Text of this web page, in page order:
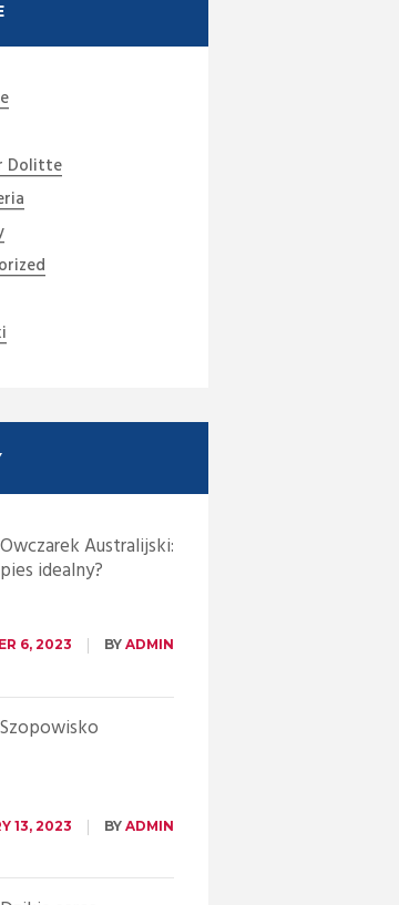
Dolitte
Owczarek Australijski:
pies idealny?
6, 2023 BY ADMIN
Szopowisko
13, 2023 BY ADMIN